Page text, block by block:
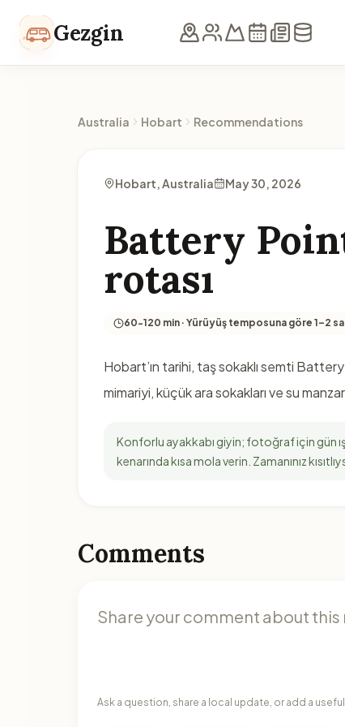
Gezgin
Australia Hobart Recommendations
Hobart, Australia May 30, 2026
Battery
rotası
60-120 min · Yürüyüş temposuna göre 1–2
Hobart’ın tarihi, taş sokaklı semti
mimariyi, küçük ara sokakları ve su
Konforlu ayakkabı giyin; fotoğraf için gün
kenarında kısa mola verin. Zamanınız
Comments
Ask a question, share a local update, or add a